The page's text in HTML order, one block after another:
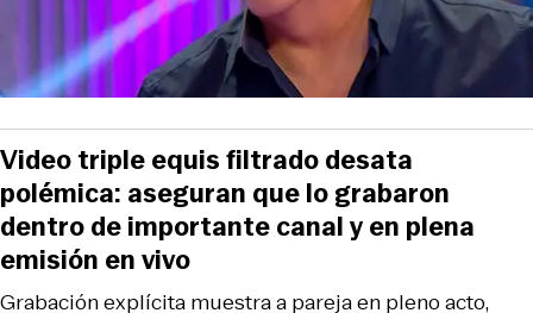
Grabación explícita muestra a pareja en pleno acto,
Video triple equis filtrado desata
polémica: aseguran que lo grabaron
dentro de importante canal y en plena
emisión en vivo